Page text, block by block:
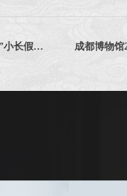
成都博物馆“五一”小长假期间照常开放